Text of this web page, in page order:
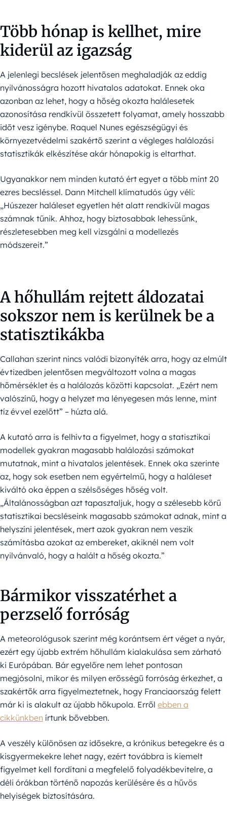
Több hónap is kellhet, mire
kiderül az igazság
A jelenlegi becslések jelentősen meghaladják az eddig
nyilvánosságra hozott hivatalos adatokat. Ennek oka
azonban az lehet, hogy a hőség okozta halálesetek
azonosítása rendkívül összetett folyamat, amely hosszabb
időt vesz igénybe. Raquel Nunes egészségügyi és
környezetvédelmi szakértő szerint a végleges halálozási
statisztikák elkészítése akár hónapokig is eltarthat.
Ugyanakkor nem minden kutató ért egyet a több mint 20
ezres becsléssel. Dann Mitchell klímatudós úgy véli:
„Húszezer haláleset egyetlen hét alatt rendkívül magas
számnak tűnik. Ahhoz, hogy biztosabbak lehessünk,
részletesebben meg kell vizsgálni a modellezés
módszereit.”
A hőhullám rejtett áldozatai
sokszor nem is kerülnek be a
statisztikákba
Callahan szerint nincs valódi bizonyíték arra, hogy az elmúlt
évtizedben jelentősen megváltozott volna a magas
hőmérséklet és a halálozás közötti kapcsolat. „Ezért nem
valószínű, hogy a helyzet ma lényegesen más lenne, mint
tíz évvel ezelőtt” – húzta alá.
A kutató arra is felhívta a figyelmet, hogy a statisztikai
modellek gyakran magasabb halálozási számokat
mutatnak, mint a hivatalos jelentések. Ennek oka szerinte
az, hogy sok esetben nem egyértelmű, hogy a haláleset
kiváltó oka éppen a szélsőséges hőség volt.
„Általánosságban azt tapasztaljuk, hogy a szélesebb körű
statisztikai becsléseink magasabb számokat adnak, mint a
helyszíni jelentések, mert azok gyakran nem veszik
számításba azokat az embereket, akiknél nem volt
nyilvánvaló, hogy a halált a hőség okozta.”
Bármikor visszatérhet a
perzselő forróság
A meteorológusok szerint még korántsem ért véget a nyár,
ezért egy újabb extrém hőhullám kialakulása sem zárható
ki Európában. Bár egyelőre nem lehet pontosan
megjósolni, mikor és milyen erősségű forróság érkezhet, a
szakértők arra figyelmeztetnek, hogy Franciaország felett
már ki is alakult az újabb hőkupola. Erről ebben a
cikkünkben írtunk bővebben.
A veszély különösen az idősekre, a krónikus betegekre és a
kisgyermekekre lehet nagy, ezért továbbra is kiemelt
figyelmet kell fordítani a megfelelő folyadékbevitelre, a
déli órákban történő napozás kerülésére és a hűvös
helyiségek biztosítására.